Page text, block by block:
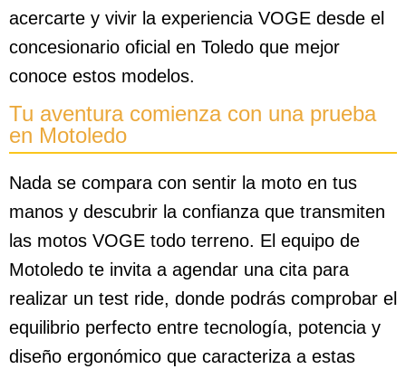
acercarte y vivir la experiencia VOGE desde el
concesionario oficial en Toledo que mejor
conoce estos modelos.
Tu aventura comienza con una prueba
en Motoledo
Nada se compara con sentir la moto en tus
manos y descubrir la confianza que transmiten
las motos VOGE todo terreno. El equipo de
Motoledo te invita a agendar una cita para
realizar un test ride, donde podrás comprobar el
equilibrio perfecto entre tecnología, potencia y
diseño ergonómico que caracteriza a estas